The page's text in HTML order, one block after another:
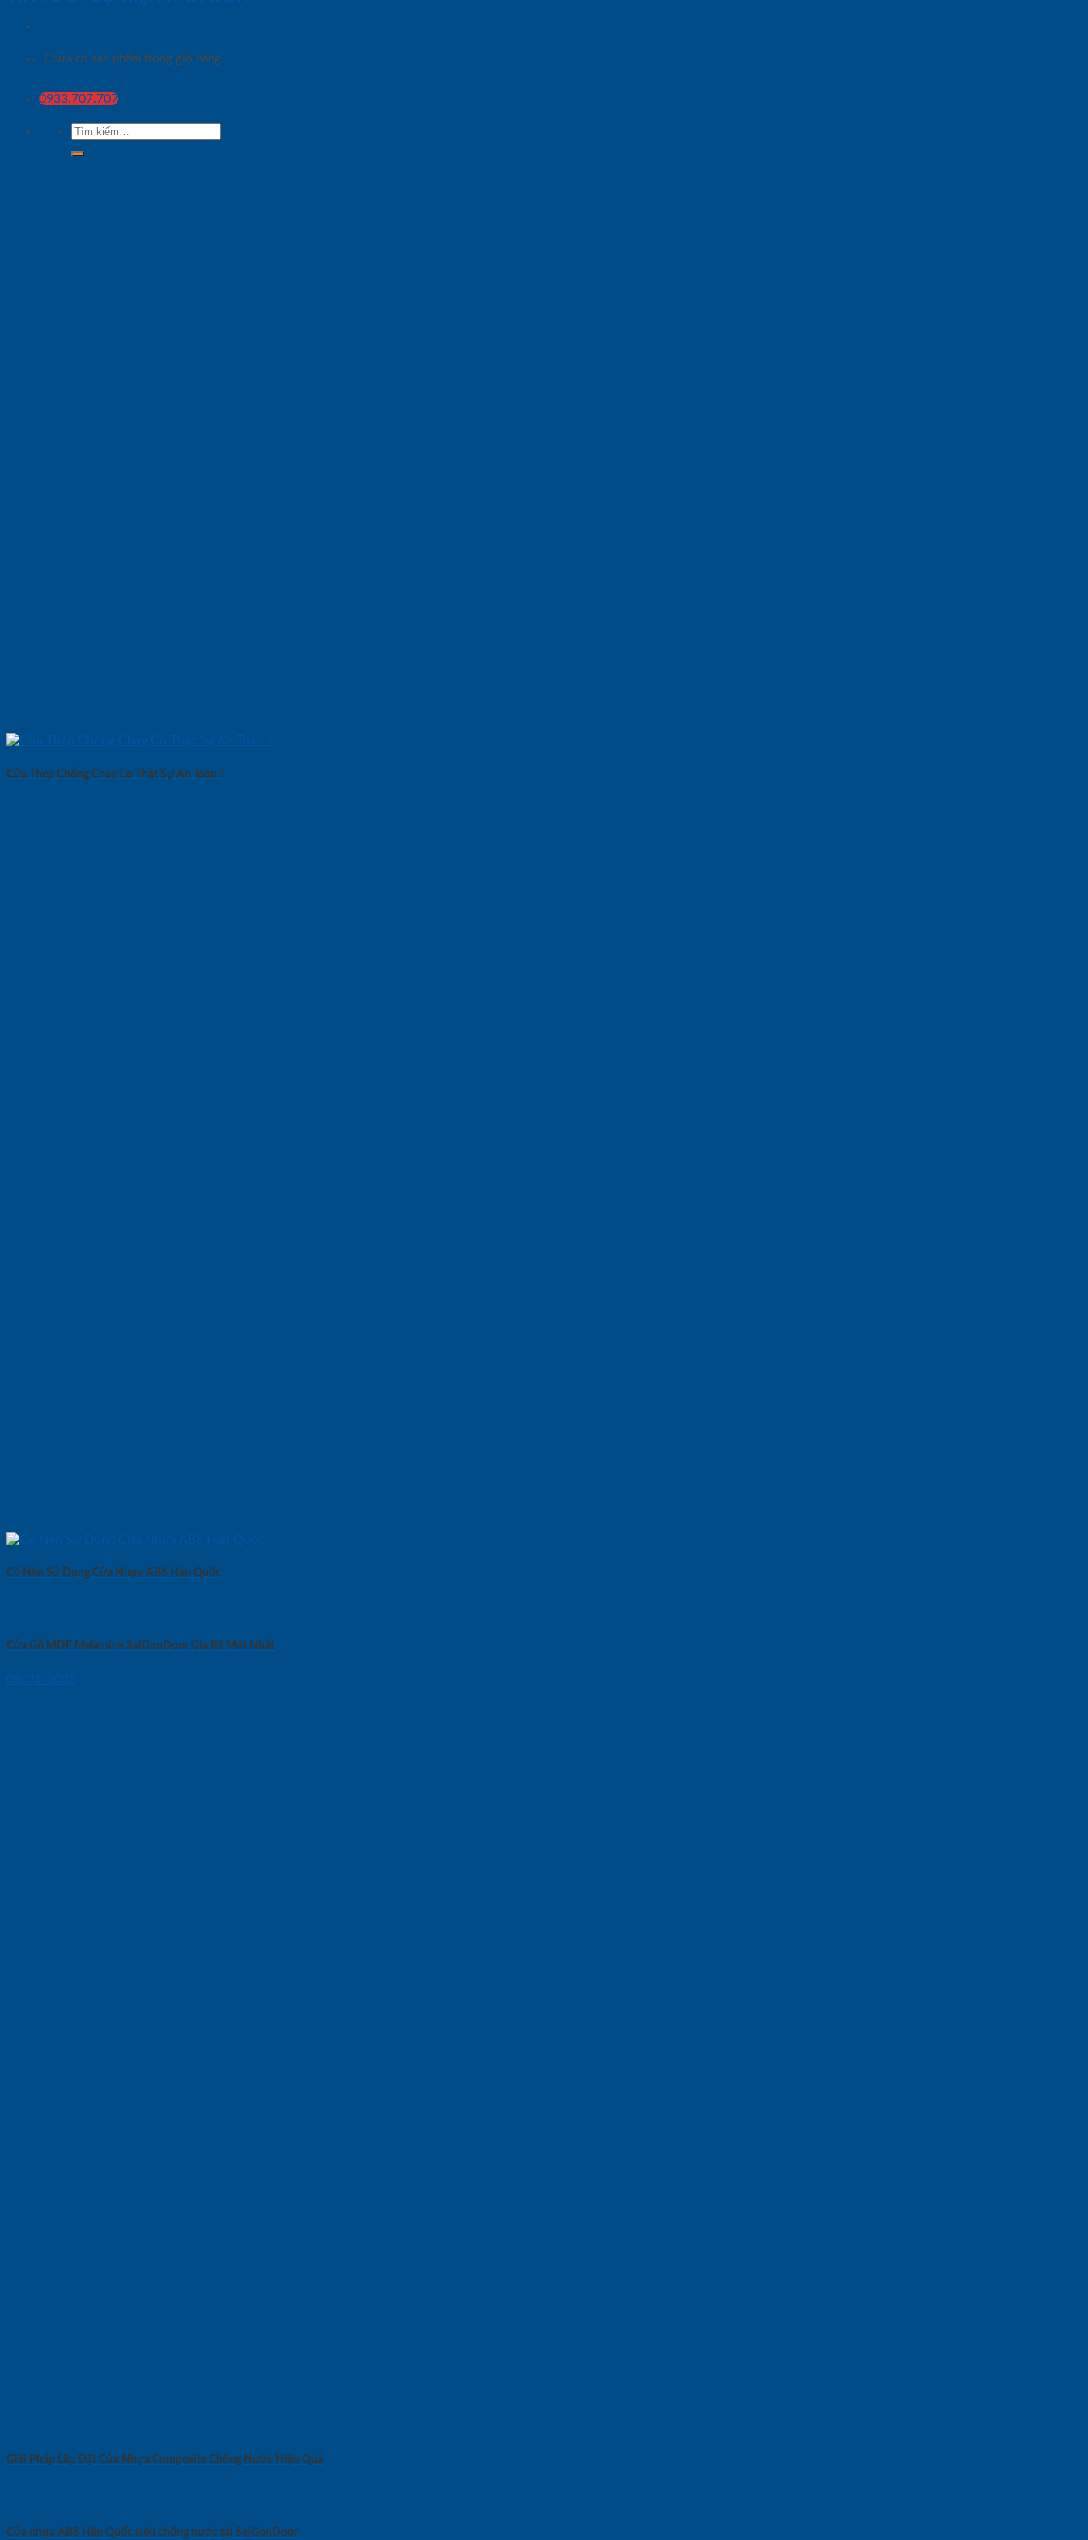
Chưa có sản phẩm trong giỏ hàng.
0933.707.707
Tìm
kiếm:
Cửa Thép Chống Cháy Có Thật Sự An Toàn ?
Có Nên Sử Dụng Cửa Nhựa ABS Hàn Quốc
Cửa Gỗ MDF Melamine SaiGonDoor Gía Rẻ Mới Nhất
08/01/2025
Giải Pháp Lắp Đặt Cửa Nhựa Composite Chống Nước Hiệu Quả
Cửa nhựa ABS Hàn Quốc siêu chống nước tại SaiGonDoor